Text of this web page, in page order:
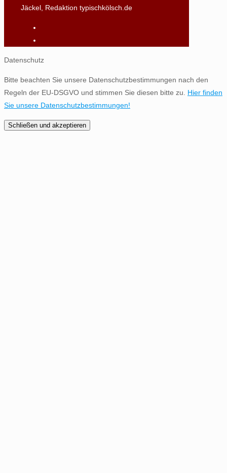
Jäckel, Redaktion typischkölsch.de
Datenschutz
Bitte beachten Sie unsere Datenschutzbestimmungen nach den
Regeln der EU-DSGVO und stimmen Sie diesen bitte zu. Hier finden
Sie unsere Datenschutzbestimmungen!
Schließen und akzeptieren